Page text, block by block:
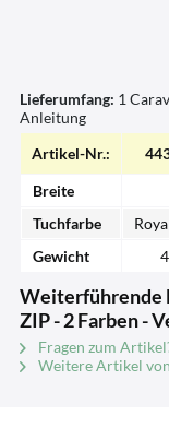
Lieferumfang: 1
Anleitung
Artikel-Nr.:
Breite
Tuchfarbe
Gewicht
Weiterführende
ZIP - 2 Farben -
Fragen zum
Weitere Artikel